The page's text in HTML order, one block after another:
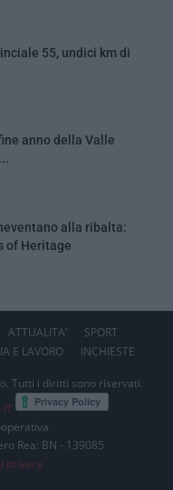
55, undici km di
anno della Valle
alla ribalta:
of Heritage
ATTUALITA’
SPORT
E LAVORO INCHIESTE
Tutti i diritti sono riservati.
Rea: BN - 139085
privacy